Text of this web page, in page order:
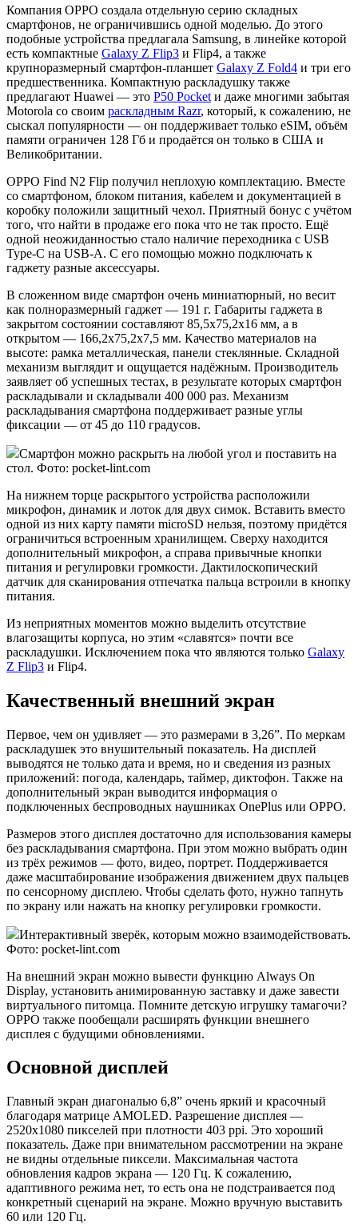
Компания OPPO создала отдельную серию складных
смартфонов, не ограничившись одной моделью. До этого
подобные устройства предлагала Samsung, в линейке которой
есть компактные Galaxy Z Flip3 и Flip4, а также
крупноразмерный смартфон-планшет Galaxy Z Fold4 и три его
предшественника. Компактную раскладушку также
предлагают Huawei — это P50 Pocket и даже многими забытая
Motorola со своим раскладным Razr, который, к сожалению, не
сыскал популярности — он поддерживает только eSIM, объём
памяти ограничен 128 Гб и продаётся он только в США и
Великобритании.
OPPO Find N2 Flip получил неплохую комплектацию. Вместе
со смартфоном, блоком питания, кабелем и документацией в
коробку положили защитный чехол. Приятный бонус с учётом
того, что найти в продаже его пока что не так просто. Ещё
одной неожиданностью стало наличие переходника с USB
Type-C на USB-A. С его помощью можно подключать к
гаджету разные аксессуары.
В сложенном виде смартфон очень миниатюрный, но весит
как полноразмерный гаджет — 191 г. Габариты гаджета в
закрытом состоянии составляют 85,5х75,2х16 мм, а в
открытом — 166,2х75,2х7,5 мм. Качество материалов на
высоте: рамка металлическая, панели стеклянные. Складной
механизм выглядит и ощущается надёжным. Производитель
заявляет об успешных тестах, в результате которых смартфон
раскладывали и складывали 400 000 раз. Механизм
раскладывания смартфона поддерживает разные углы
фиксации — от 45 до 110 градусов.
Смартфон можно раскрыть на любой угол и поставить на
стол. Фото: pocket-lint.com
На нижнем торце раскрытого устройства расположили
микрофон, динамик и лоток для двух симок. Вставить вместо
одной из них карту памяти microSD нельзя, поэтому придётся
ограничиться встроенным хранилищем. Сверху находится
дополнительный микрофон, а справа привычные кнопки
питания и регулировки громкости. Дактилоскопический
датчик для сканирования отпечатка пальца встроили в кнопку
питания.
Из неприятных моментов можно выделить отсутствие
влагозащиты корпуса, но этим «славятся» почти все
раскладушки. Исключением пока что являются только Galaxy
Z Flip3 и Flip4.
Качественный внешний экран
Первое, чем он удивляет — это размерами в 3,26”. По меркам
раскладушек это внушительный показатель. На дисплей
выводятся не только дата и время, но и сведения из разных
приложений: погода, календарь, таймер, диктофон. Также на
дополнительный экран выводится информация о
подключенных беспроводных наушниках OnePlus или OPPO.
Размеров этого дисплея достаточно для использования камеры
без раскладывания смартфона. При этом можно выбрать один
из трёх режимов — фото, видео, портрет. Поддерживается
даже масштабирование изображения движением двух пальцев
по сенсорному дисплею. Чтобы сделать фото, нужно тапнуть
по экрану или нажать на кнопку регулировки громкости.
Интерактивный зверёк, которым можно взаимодействовать.
Фото: pocket-lint.com
На внешний экран можно вывести функцию Always On
Display, установить анимированную заставку и даже завести
виртуального питомца. Помните детскую игрушку тамагочи?
OPPO также пообещали расширять функции внешнего
дисплея с будущими обновлениями.
Основной дисплей
Главный экран диагональю 6,8” очень яркий и красочный
благодаря матрице AMOLED. Разрешение дисплея —
2520х1080 пикселей при плотности 403 ppi. Это хороший
показатель. Даже при внимательном рассмотрении на экране
не видны отдельные пиксели. Максимальная частота
обновления кадров экрана — 120 Гц. К сожалению,
адаптивного режима нет, то есть она не подстраивается под
конкретный сценарий на экране. Можно вручную выставить
60 или 120 Гц.